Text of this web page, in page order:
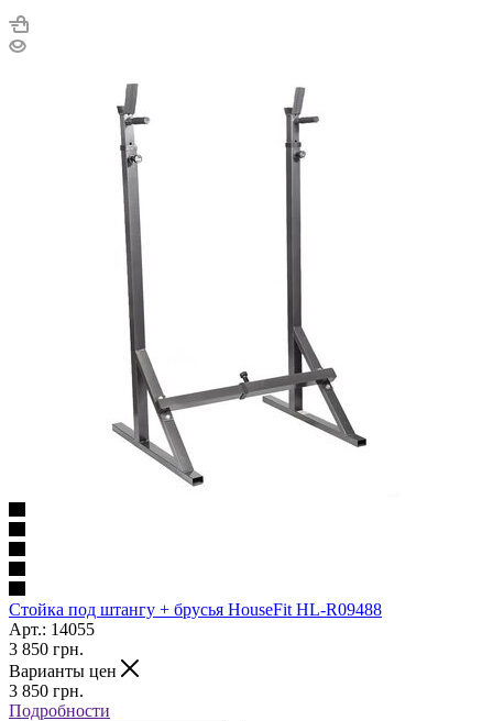
Стойка под штангу + брусья HouseFit HL-R09488
Арт.: 14055
3 850 грн.
Варианты цен
3 850 грн.
Подробности